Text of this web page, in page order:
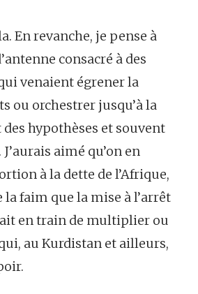
En revanche, je pense à
consacré à des
venaient égrener la
ou orchestrer jusqu’à la
des hypothèses et souvent
aimé qu’on en
à la dette de l’Afrique,
la faim que la mise à l’arrêt
en train de multiplier ou
au Kurdistan et ailleurs,